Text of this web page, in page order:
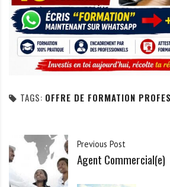
TAGS: OFFRE DE FORMATION
Previous Post
Agent Commercial(e)